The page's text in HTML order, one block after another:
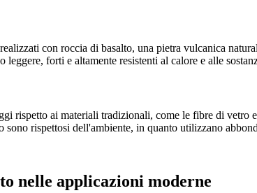
con roccia di basalto, una pietra vulcanica
forti e altamente resistenti al calore e alle
rispetto ai materiali tradizionali, come le fibre di vetro
rispettosi dell'ambiente, in quanto utilizzano
nelle applicazioni moderne